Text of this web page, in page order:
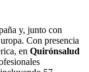
y, junto con
Con presencia
en Quirónsalud